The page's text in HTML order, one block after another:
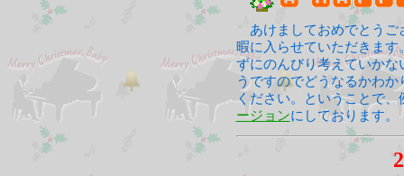
あけましておめでとう
暇に入らせていただきま
ずにのんびり考えていか
うですのでどうなるかわ
ください。ということで
ージョンにしております。